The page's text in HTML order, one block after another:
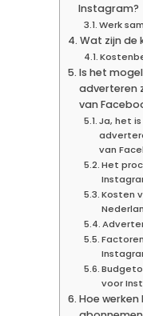
Instagram?
Werk
Wat zijn de
Is het
adverteren
van
Ja, het
van
Het
Kosten
voor
Hoe